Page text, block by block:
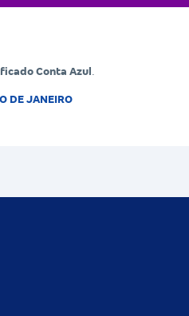
Conta Azul
DE JANEIRO